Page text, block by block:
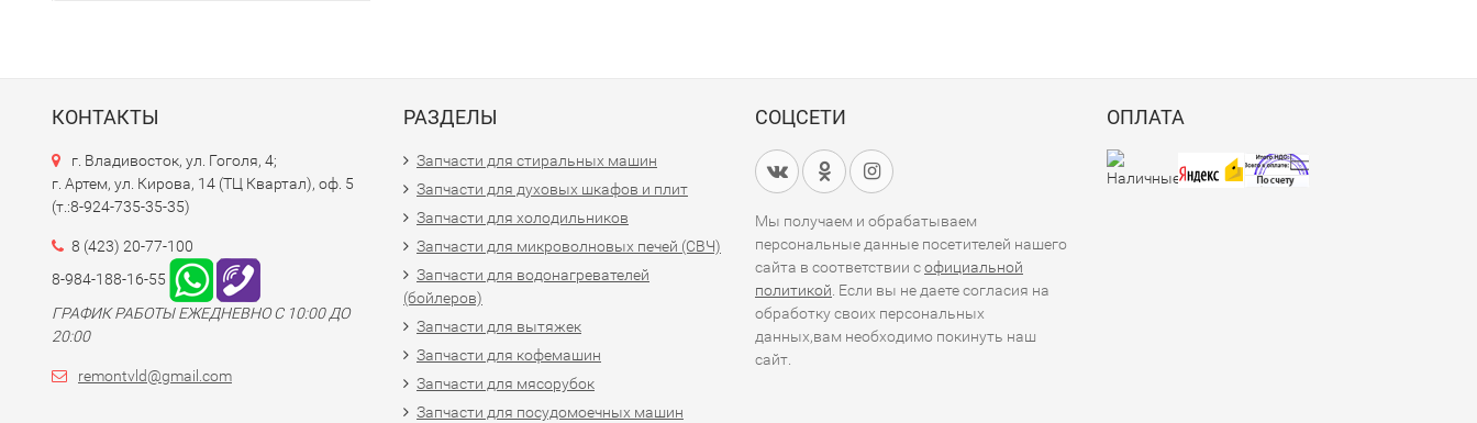
КОНТАКТЫ
г. Владивосток, ул. Гоголя, 4;
г. Артем, ул. Кирова, 14 (ТЦ Квартал), оф. 5
(т.:8-924-735-35-35)
8 (423) 20-77-100
8-984-188-16-55
ГРАФИК РАБОТЫ ЕЖЕДНЕВНО С 10:00 ДО
20:00
remontvld@gmail.com
РАЗДЕЛЫ
Запчасти для стиральных машин
Запчасти для духовых шкафов и плит
Запчасти для холодильников
Запчасти для микроволновых печей (СВЧ)
Запчасти для водонагревателей
(бойлеров)
Запчасти для вытяжек
Запчасти для кофемашин
Запчасти для мясорубок
Запчасти для посудомоечных машин
СОЦСЕТИ
Мы получаем и обрабатываем
персональные данные посетителей нашего
сайта в соответствии софициальной
политикой . Если вы не даете согласия на
обработку своих персональных
данных,вам необходимо покинуть наш
сайт.
ОПЛАТА